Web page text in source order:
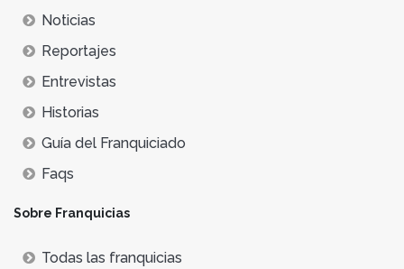
Noticias
Reportajes
Entrevistas
Historias
Guía del Franquiciado
Faqs
Sobre Franquicias
Todas las franquicias